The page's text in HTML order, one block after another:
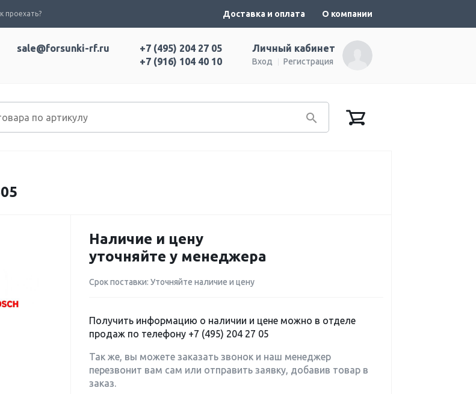
проехать? Доставка и оплата О компании
Личный кабинет
Вход Регистрация
+7 (495) 204 27 05
+7 (916) 104 40 10
sale@forsunki-rf.ru
Наличие и цену
уточняйте у менеджера
Срок поставки: Уточняйте наличие и цену
Получить информацию о наличии и цене можно в отделе
продаж по телефону +7 (495) 204 27 05
Так же, вы можете заказать звонок и наш менеджер
перезвонит вам сам или отправить заявку, добавив товар в
заказ.